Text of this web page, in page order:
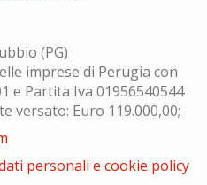
(PG)
imprese di Perugia con
e Partita Iva 01956540544
versato: Euro 119.000,00;
personali e cookie policy